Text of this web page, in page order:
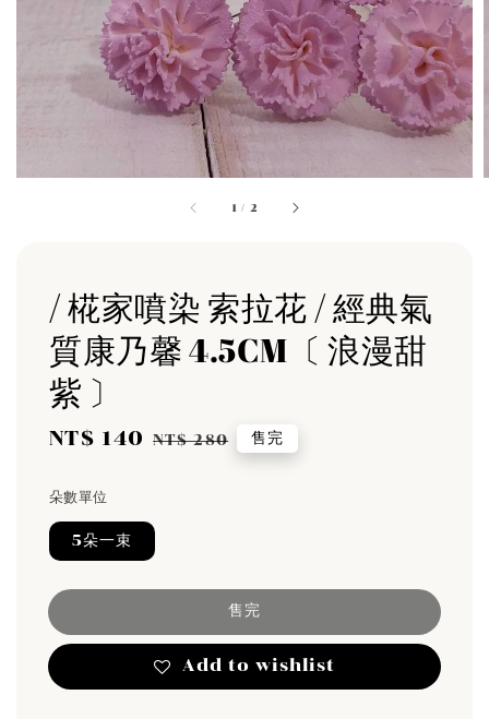
1 / 2
/ 椛家噴染 索拉花 / 經典氣
質康乃馨 4.5CM〔 浪漫甜
紫 〕
Sale
NT$ 140 Regular
NT$ 280 售完
朵數單位
5朵一束
售完
Add to wishlist